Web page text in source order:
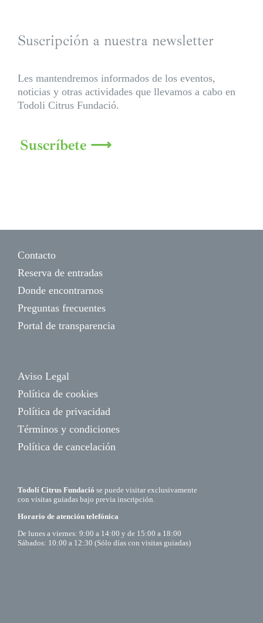
Suscripción a nuestra newsletter
Les mantendremos informados de los eventos,
noticias y otras actividades que llevamos a cabo en
Todoli Citrus Fundació.
Suscríbete ⟶
Contacto
Reserva de entradas
Donde encontrarnos
Preguntas frecuentes
Portal de transparencia
Aviso Legal
Política de cookies
Política de privacidad
Términos y condiciones
Política de cancelación
Todolí Citrus Fundació se puede visitar exclusivamente
con visitas guiadas bajo previa inscripción.
Horario de atención telefónica
De lunes a viernes: 9:00 a 14:00 y de 15:00 a 18:00
Sábados: 10:00 a 12:30 (Sólo días con visitas guiadas)